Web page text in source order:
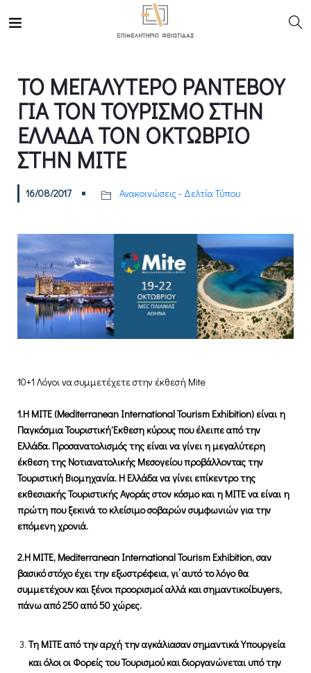
ΤΟ ΜΕΓΑΛΥΤΕΡΟ ΡΑΝΤΕΒΟΥ
ΓΙΑ ΤΟΝ ΤΟΥΡΙΣΜΟ ΣΤΗΝ
ΕΛΛΑΔΑ ΤΟΝ ΟΚΤΩΒΡΙΟ
ΣΤΗΝ MITE
16/08/2017 Ανακοινώσεις - Δελτία Τύπου
10+1 Λόγοι να συμμετέχετε στην έκθεσή Mite
1.Η ΜΙΤΕ (Mediterranean InternationalTourism Exhibition) είναι η
Παγκόσμια Τουριστική Έκθεση κύρους που έλειπε από την
Ελλάδα. Προσανατολισμός της είναι να γίνει η μεγαλύτερη
έκθεση της Νοτιανατολικής Μεσογείου προβάλλοντας την
Τουριστική Βιομηχανία. Η Ελλάδα να γίνει επίκεντρο της
εκθεσιακής Τουριστικής Αγοράς στον κόσμο και η ΜΙΤΕ να είναι η
πρώτη που ξεκινά το κλείσιμο σοβαρών συμφωνιών για την
επόμενη χρονιά.
2.Η ΜΙΤΕ, Mediterranean InternationalTourism Exhibition, σαν
βασικό στόχο έχει την εξωστρέφεια, γι’ αυτό το λόγο θα
συμμετέχουν και ξένοι προορισμοί αλλά και σημαντικοίbuyers,
πάνω από 250 από 50 χώρες.
Τη ΜΙΤΕ από την αρχή την αγκάλιασαν σημαντικά Υπουργεία
και όλοι οι Φορείς του Τουρισμού και διοργανώνεται υπό την